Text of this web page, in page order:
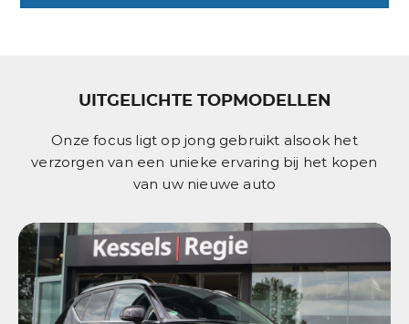
UITGELICHTE TOPMODELLEN
Onze focus ligt op jong gebruikt alsook het
verzorgen van een unieke ervaring bij het kopen
van uw nieuwe auto